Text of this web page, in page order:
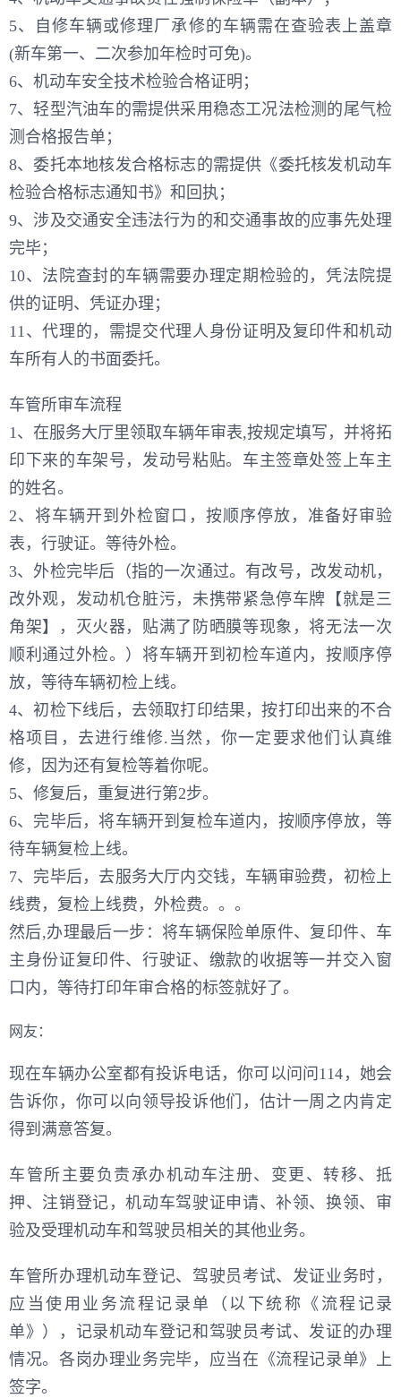
5、自修车辆或修理厂承修的车辆需在查验表上盖章
(新车第一、二次参加年检时可免)。
6、机动车安全技术检验合格证明；
7、轻型汽油车的需提供采用稳态工况法检测的尾气检
测合格报告单；
8、委托本地核发合格标志的需提供《委托核发机动车
检验合格标志通知书》和回执；
9、涉及交通安全违法行为的和交通事故的应事先处理
完毕；
10、法院查封的车辆需要办理定期检验的，凭法院提
供的证明、凭证办理；
11、代理的，需提交代理人身份证明及复印件和机动
车所有人的书面委托。
车管所审车流程
1、在服务大厅里领取车辆年审表,按规定填写，并将拓
印下来的车架号，发动号粘贴。车主签章处签上车主
的姓名。
2、将车辆开到外检窗口，按顺序停放，准备好审验
表，行驶证。等待外检。
3、外检完毕后（指的一次通过。有改号，改发动机，
改外观，发动机仓脏污，未携带紧急停车牌【就是三
角架】，灭火器，贴满了防晒膜等现象，将无法一次
顺利通过外检。）将车辆开到初检车道内，按顺序停
放，等待车辆初检上线。
4、初检下线后，去领取打印结果，按打印出来的不合
格项目，去进行维修.当然，你一定要求他们认真维
修，因为还有复检等着你呢。
5、修复后，重复进行第2步。
6、完毕后，将车辆开到复检车道内，按顺序停放，等
待车辆复检上线。
7、完毕后，去服务大厅内交钱，车辆审验费，初检上
线费，复检上线费，外检费。。。
然后,办理最后一步：将车辆保险单原件、复印件、车
主身份证复印件、行驶证、缴款的收据等一并交入窗
口内，等待打印年审合格的标签就好了。
网友：
现在车辆办公室都有投诉电话，你可以问问114，她会
告诉你，你可以向领导投诉他们，估计一周之内肯定
得到满意答复。
车管所主要负责承办机动车注册、变更、转移、抵
押、注销登记，机动车驾驶证申请、补领、换领、审
验及受理机动车和驾驶员相关的其他业务。
车管所办理机动车登记、驾驶员考试、发证业务时，
应当使用业务流程记录单（以下统称《流程记录
单》），记录机动车登记和驾驶员考试、发证的办理
情况。各岗办理业务完毕，应当在《流程记录单》上
签字。